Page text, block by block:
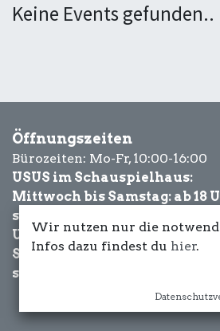
Keine Events gefunden..
Öffnungszeiten
Bürozeiten: Mo-Fr, 10:00-16:00
USUS im Schauspielhaus:
Mittwoch bis Samstag: ab 18
sowie Eventbezogen.
USUS am Wasser:
Schönwetter-
sowie Eventbezogen.
Wir nutzen nur die
Infos dazu findest du hier.